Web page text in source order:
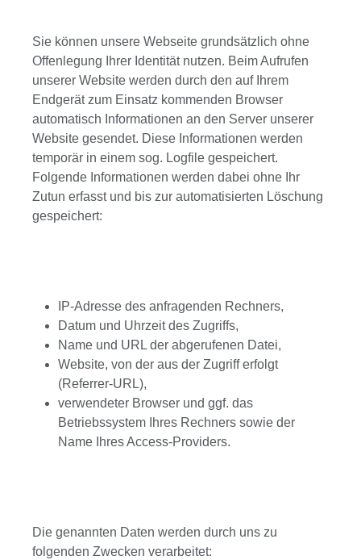
Sie können unsere Webseite grundsätzlich ohne
Offenlegung Ihrer Identität nutzen. Beim Aufrufen
unserer Website werden durch den auf Ihrem
Endgerät zum Einsatz kommenden Browser
automatisch Informationen an den Server unserer
Website gesendet. Diese Informationen werden
temporär in einem sog. Logfile gespeichert.
Folgende Informationen werden dabei ohne Ihr
Zutun erfasst und bis zur automatisierten Löschung
gespeichert:
IP-Adresse des anfragenden Rechners,
Datum und Uhrzeit des Zugriffs,
Name und URL der abgerufenen Datei,
Website, von der aus der Zugriff erfolgt
(Referrer-URL),
verwendeter Browser und ggf. das
Betriebssystem Ihres Rechners sowie der
Name Ihres Access-Providers.
Die genannten Daten werden durch uns zu
folgenden Zwecken verarbeitet: